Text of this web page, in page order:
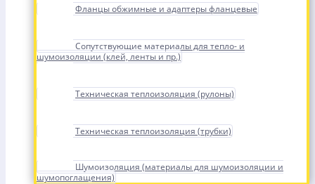
Фланцы обжимные и адаптеры фланцевые
Сопутствующие материалы для тепло- и
шумоизоляции (клей, ленты и пр.)
Техническая теплоизоляция (рулоны)
Техническая теплоизоляция (трубки)
Шумоизоляция (материалы для шумоизоляции и
шумопоглащения)